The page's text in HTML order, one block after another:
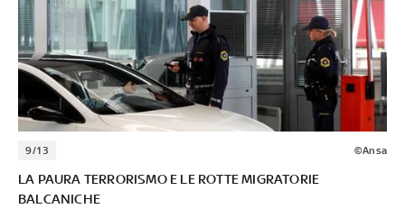
9/13 ©Ansa
LA PAURA TERRORISMO E LE ROTTE MIGRATORIE
BALCANICHE